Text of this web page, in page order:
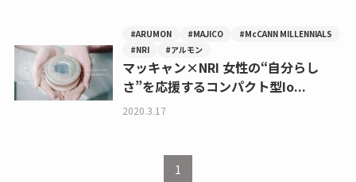
#ARUMON #MAJICO
#McCANN MILLENNIALS
#NRI
#アルモン
マッキャン×NRI 女性の“自分らし
さ”を応援するコンパクト型Io...
2020.3.17
1